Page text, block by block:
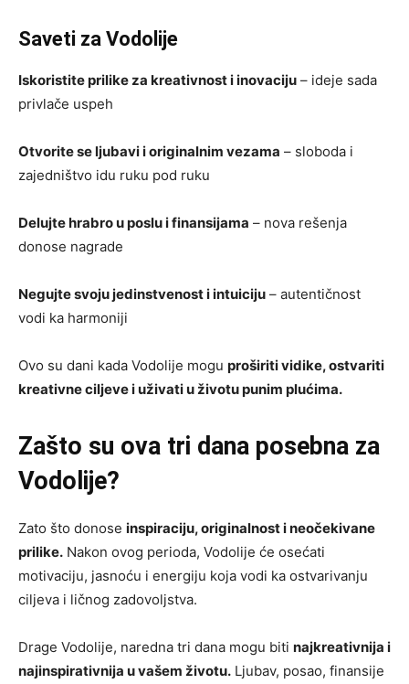
Saveti za Vodolije
Iskoristite prilike za kreativnost i inovaciju – ideje sada
privlače uspeh
Otvorite se ljubavi i originalnim vezama – sloboda i
zajedništvo idu ruku pod ruku
Delujte hrabro u poslu i finansijama – nova rešenja
donose nagrade
Negujte svoju jedinstvenost i intuiciju – autentičnost
vodi ka harmoniji
Ovo su dani kada Vodolije mogu proširiti vidike, ostvariti
kreativne ciljeve i uživati u životu punim plućima.
Zašto su ova tri dana posebna za
Vodolije?
Zato što donose inspiraciju, originalnost i neočekivane
prilike. Nakon ovog perioda, Vodolije će osećati
motivaciju, jasnoću i energiju koja vodi ka ostvarivanju
ciljeva i ličnog zadovoljstva.
Drage Vodolije, naredna tri dana mogu biti najkreativnija i
najinspirativnija u vašem životu. Ljubav, posao, finansije